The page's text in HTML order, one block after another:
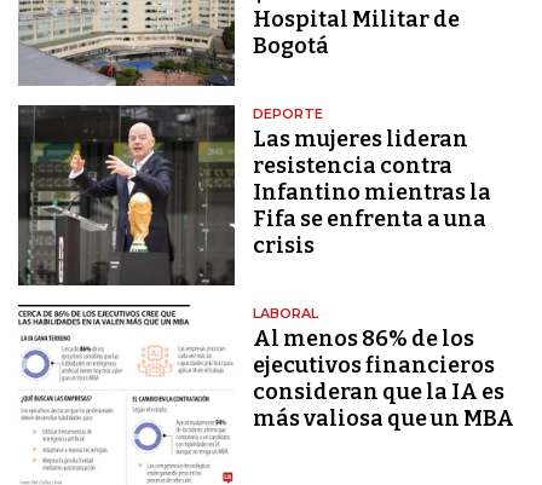
Hospital Militar de
Bogotá
DEPORTE
Las mujeres lideran
resistencia contra
Infantino mientras la
Fifa se enfrenta a una
crisis
LABORAL
Al menos 86% de los
ejecutivos financieros
consideran que la IA es
más valiosa que un MBA